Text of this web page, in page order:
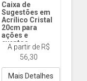
Caixa de
Sugestões em
Acrílico Cristal
20cm para
ações e
eventos
ST084 20cm
Acrilico Cr
A partir de R$
56,30
Mais Detalhes